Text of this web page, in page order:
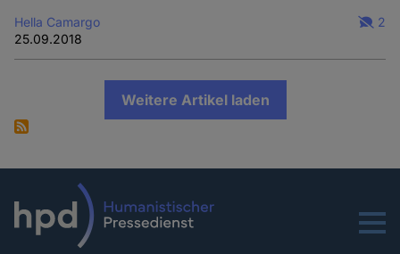
Hella Camargo
25.09.2018
2
Weitere Artikel laden
Menu